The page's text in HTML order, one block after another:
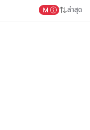
ล่าสุด